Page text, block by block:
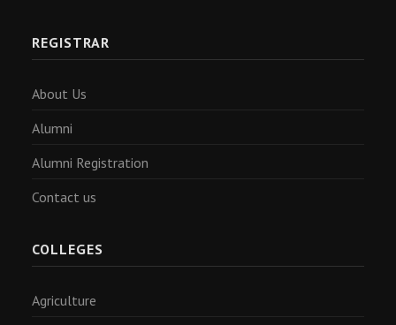
REGISTRAR
About Us
Alumni
Alumni Registration
Contact us
COLLEGES
Agriculture